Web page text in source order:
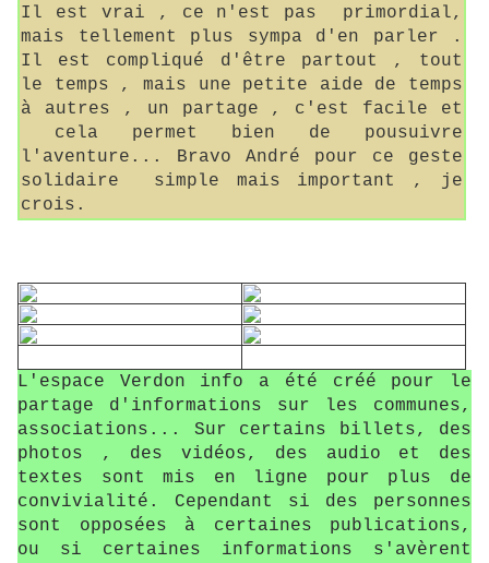
Il est vrai , ce n'est pas primordial,
mais tellement plus sympa d'en parler .
Il est compliqué d'être partout , tout
le temps , mais une petite aide de temps
à autres , un partage , c'est facile et
cela permet bien de pousuivre
l'aventure... Bravo André pour ce geste
solidaire simple mais important , je
crois.
L'espace Verdon info a été créé pour le
partage d'informations sur les communes,
associations... Sur certains billets, des
photos , des vidéos, des audio et des
textes sont mis en ligne pour plus de
convivialité. Cependant si des personnes
sont opposées à certaines publications,
ou si certaines informations s'avèrent